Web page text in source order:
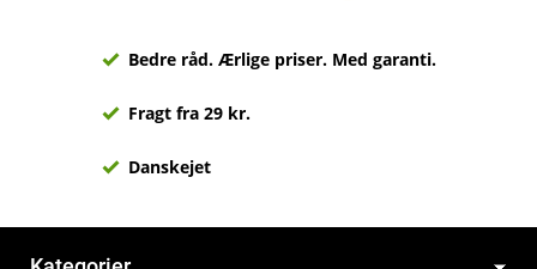
Bedre råd. Ærlige priser. Med garanti.
Fragt fra 29 kr.
Danskejet